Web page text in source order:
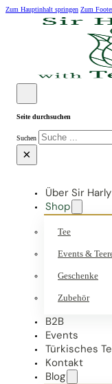
Zum Hauptinhalt springen Zum
Seite durchsuchen
Suchen
×
Über Sir Harly
Shop
Tee
Events &
Geschenke
Zubehör
B2B
Events
Türkisches
Kontakt
Blog